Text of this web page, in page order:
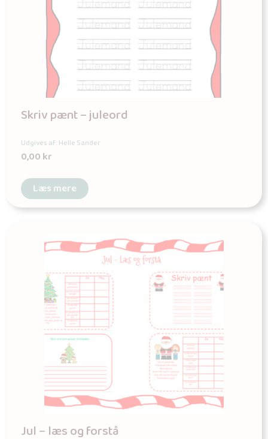
Skriv pænt – juleord
Udgives af: Helle Sander
0,00kr
Læs mere
Jul – læs og forstå